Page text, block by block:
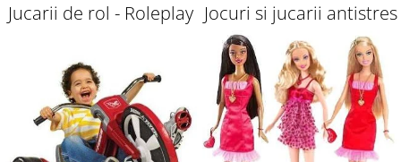
Jucarii de rol - Roleplay Jocuri si jucarii antistres